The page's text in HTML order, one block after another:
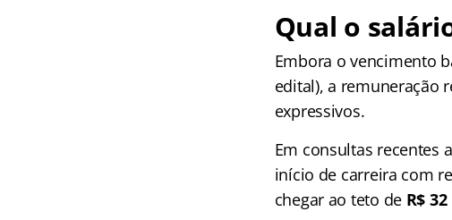
Qual o
Embora o vencimento
edital), a remuneração
expressivos.
Em consultas recentes
início de carreira com
chegar ao teto de R$